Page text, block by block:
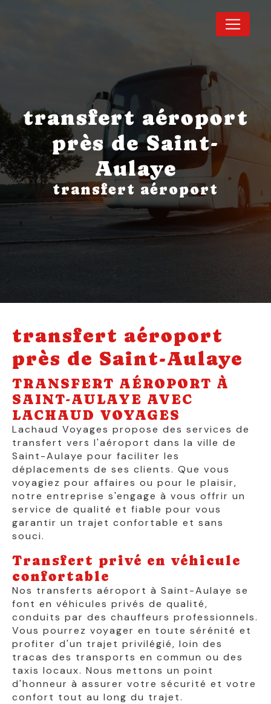
transfert aéroport
près de Saint-
Aulaye
transfert aéroport
transfert aéroport
près de Saint-Aulaye
TRANSFERT AÉROPORT À
SAINT-AULAYE AVEC
LACHAUD VOYAGES
Lachaud Voyages propose des services de
transfert vers l'aéroport dans la ville de
Saint-Aulaye pour faciliter les
déplacements de ses clients. Que vous
voyagiez pour affaires ou pour le plaisir,
notre entreprise s'engage à vous offrir un
service de qualité et fiable pour vous
garantir un trajet confortable et sans
souci.
Transfert privé en véhicule
confortable
Nos transferts aéroport à Saint-Aulaye se
font en véhicules privés de qualité,
conduits par des chauffeurs professionnels.
Vous pourrez voyager en toute sérénité et
profiter d'un trajet privilégié, loin des
tracas des transports en commun ou des
taxis locaux. Nous mettons un point
d'honneur à assurer votre sécurité et votre
confort tout au long du trajet.